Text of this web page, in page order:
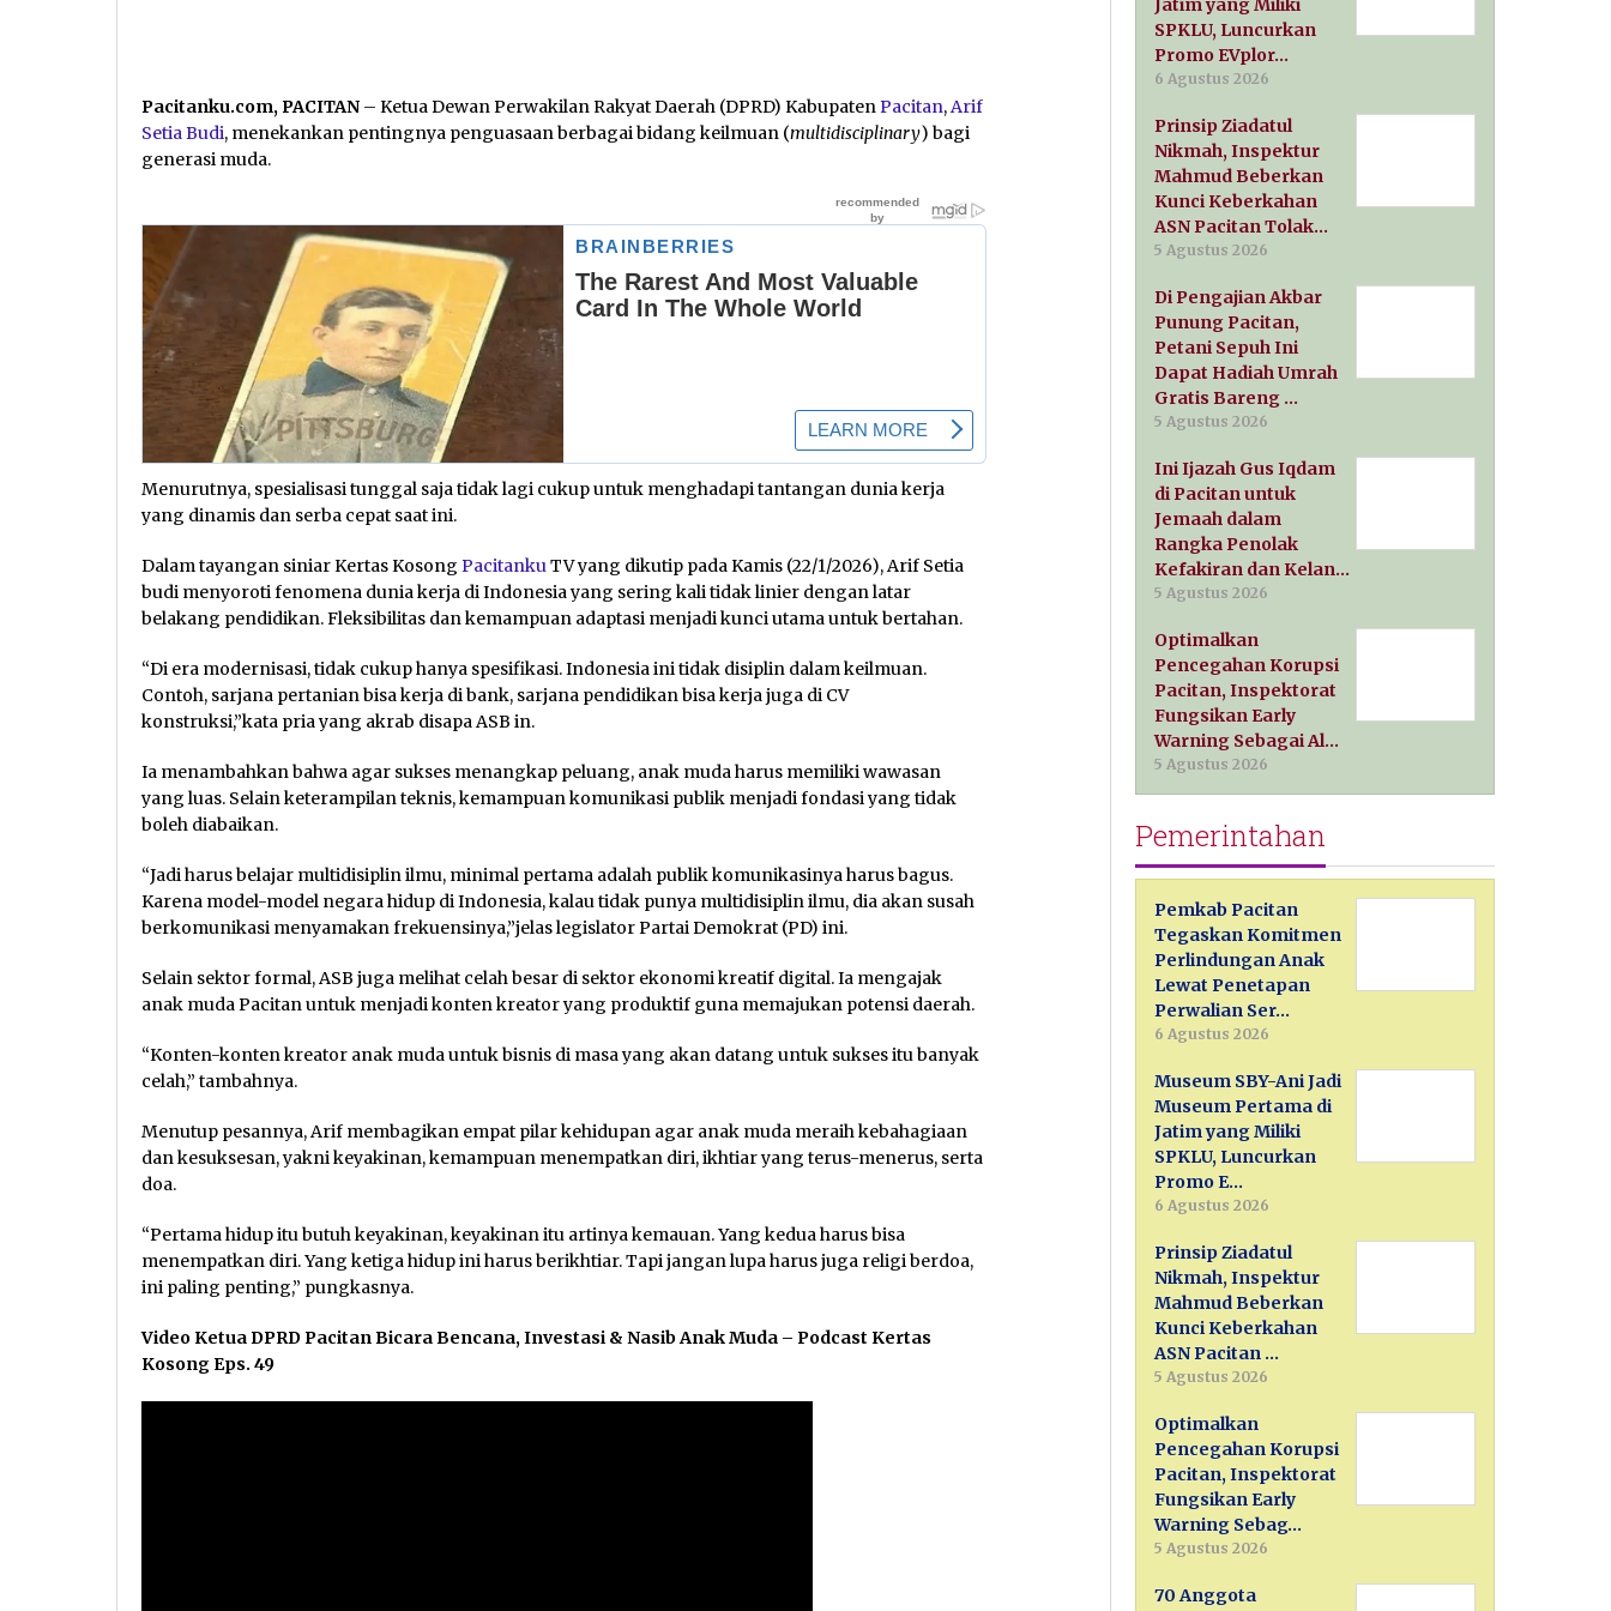
Pacitanku.com, PACITAN – Ketua Dewan Perwakilan Rakyat Daerah (DPRD) KabupatenPacitan,Arif
Setia Budi, menekankan pentingnya penguasaan berbagai bidang keilmuan (multidisciplinary) bagi
generasi muda.
Menurutnya, spesialisasi tunggal saja tidak lagi cukup untuk menghadapi tantangan dunia kerja
yang dinamis dan serba cepat saat ini.
Dalam tayangan siniar Kertas Kosong PacitankuTV yang dikutip pada Kamis (22/1/2026), Arif Setia
budi menyoroti fenomena dunia kerja di Indonesia yang sering kali tidak linier dengan latar
belakang pendidikan. Fleksibilitas dan kemampuan adaptasi menjadi kunci utama untuk bertahan.
“Di era modernisasi, tidak cukup hanya spesifikasi. Indonesia ini tidak disiplin dalam keilmuan.
Contoh, sarjana pertanian bisa kerja di bank, sarjana pendidikan bisa kerja juga di CV
konstruksi,”kata pria yang akrab disapa ASB in.
Ia menambahkan bahwa agar sukses menangkap peluang, anak muda harus memiliki wawasan
yang luas. Selain keterampilan teknis, kemampuan komunikasi publik menjadi fondasi yang tidak
boleh diabaikan.
“Jadi harus belajar multidisiplin ilmu, minimal pertama adalah publik komunikasinya harus bagus.
Karena model-model negara hidup di Indonesia, kalau tidak punya multidisiplin ilmu, dia akan susah
berkomunikasi menyamakan frekuensinya,”jelas legislator Partai Demokrat (PD) ini.
Selain sektor formal, ASB juga melihat celah besar di sektor ekonomi kreatif digital. Ia mengajak
anak muda Pacitan untuk menjadi konten kreator yang produktif guna memajukan potensi daerah.
“Konten-konten kreator anak muda untuk bisnis di masa yang akan datang untuk sukses itu banyak
celah,” tambahnya.
Menutup pesannya, Arif membagikan empat pilar kehidupan agar anak muda meraih kebahagiaan
dan kesuksesan, yakni keyakinan, kemampuan menempatkan diri, ikhtiar yang terus-menerus, serta
doa.
“Pertama hidup itu butuh keyakinan, keyakinan itu artinya kemauan. Yang kedua harus bisa
menempatkan diri. Yang ketiga hidup ini harus berikhtiar. Tapi jangan lupa harus juga religi berdoa,
ini paling penting,” pungkasnya.
Video Ketua DPRD Pacitan Bicara Bencana, Investasi & Nasib Anak Muda – Podcast Kertas
Kosong Eps. 49
Jatim yang Miliki
SPKLU, Luncurkan
Promo EVplor…
6 Agustus 2026
Prinsip Ziadatul
Nikmah, Inspektur
Mahmud Beberkan
Kunci Keberkahan
ASN Pacitan Tolak…
5 Agustus 2026
Di Pengajian Akbar
Punung Pacitan,
Petani Sepuh Ini
Dapat Hadiah Umrah
Gratis Bareng …
5 Agustus 2026
Ini Ijazah Gus Iqdam
di Pacitan untuk
Jemaah dalam
Rangka Penolak
Kefakiran dan Kelan…
5 Agustus 2026
Optimalkan
Pencegahan Korupsi
Pacitan, Inspektorat
Fungsikan Early
Warning Sebagai Al…
5 Agustus 2026
Pemerintahan
Pemkab Pacitan
Tegaskan Komitmen
Perlindungan Anak
Lewat Penetapan
Perwalian Ser…
6 Agustus 2026
Museum SBY-Ani Jadi
Museum Pertama di
Jatim yang Miliki
SPKLU, Luncurkan
Promo E…
6 Agustus 2026
Prinsip Ziadatul
Nikmah, Inspektur
Mahmud Beberkan
Kunci Keberkahan
ASN Pacitan …
5 Agustus 2026
Optimalkan
Pencegahan Korupsi
Pacitan, Inspektorat
Fungsikan Early
Warning Sebag…
5 Agustus 2026
70 Anggota